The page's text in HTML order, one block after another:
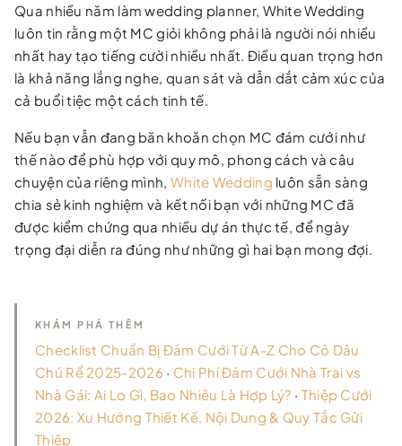
Qua nhiều năm làm wedding planner, White Wedding
luôn tin rằng một MC giỏi không phải là người nói nhiều
nhất hay tạo tiếng cười nhiều nhất. Điều quan trọng hơn
là khả năng lắng nghe, quan sát và dẫn dắt cảm xúc của
cả buổi tiệc một cách tinh tế.
Nếu bạn vẫn đang băn khoăn chọn MC đám cưới như
thế nào để phù hợp với quy mô, phong cách và câu
chuyện của riêng mình, White Wedding luôn sẵn sàng
chia sẻ kinh nghiệm và kết nối bạn với những MC đã
được kiểm chứng qua nhiều dự án thực tế, để ngày
trọng đại diễn ra đúng như những gì hai bạn mong đợi.
KHÁM PHÁ THÊM
Checklist Chuẩn Bị Đám Cưới Từ A-Z Cho Cô Dâu
Chú Rể 2025-2026 · Chi Phí Đám Cưới Nhà Trai vs
Nhà Gái: Ai Lo Gì, Bao Nhiêu Là Hợp Lý? · Thiệp Cưới
2026: Xu Hướng Thiết Kế, Nội Dung & Quy Tắc Gửi
Thiệp